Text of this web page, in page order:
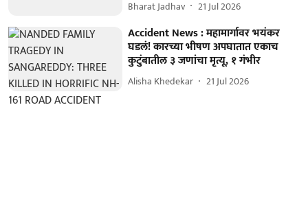
Bharat Jadhav 21 Jul 2026
Accident News : महामार्गावर भयंकर
घडलं! कारच्या भीषण अपघातात एकाच
कुटुंबातील ३ जणांचा मृत्यू, १ गंभीर
Alisha Khedekar 21 Jul 2026